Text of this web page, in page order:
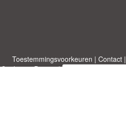
Toestemmingsvoorkeuren | Contact |
Cookies & Privacy|